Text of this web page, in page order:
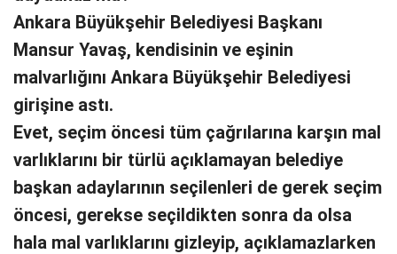
Ankara Büyükşehir Belediyesi Başkanı
Mansur Yavaş, kendisinin ve eşinin
malvarlığını Ankara Büyükşehir Belediyesi
girişine astı.
Evet, seçim öncesi tüm çağrılarına karşın mal
varlıklarını bir türlü açıklamayan belediye
başkan adaylarının seçilenleri de gerek seçim
öncesi, gerekse seçildikten sonra da olsa
hala mal varlıklarını gizleyip, açıklamazlarken